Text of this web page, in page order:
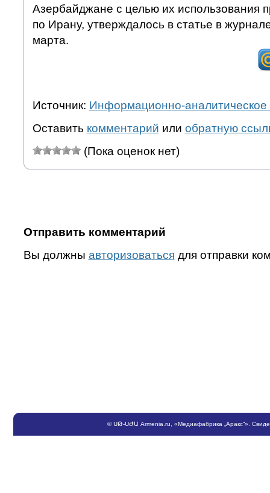
Азербайджане с целью их использования
по Ирану, утверждалось в статье в
марта.
Источник: Информационно-аналитическое
Оставить комментарий или обратную
(Пока оценок нет)
Отправить комментарий
Вы должны авторизоваться для отправки
©ՍԹ-ՍԺԱ Armenia.ru , «Медиафабрика „Аракс“».